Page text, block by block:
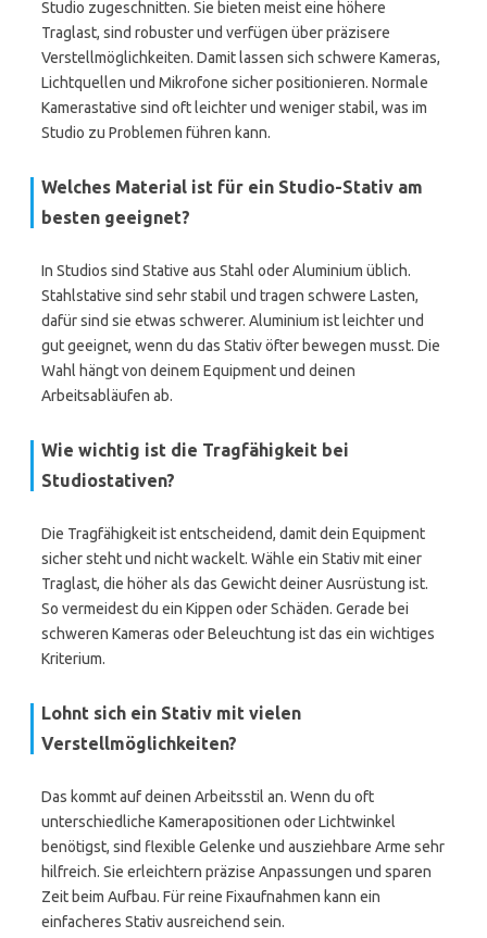
Studio zugeschnitten. Sie bieten meist eine höhere
Traglast, sind robuster und verfügen über präzisere
Verstellmöglichkeiten. Damit lassen sich schwere Kameras,
Lichtquellen und Mikrofone sicher positionieren. Normale
Kamerastative sind oft leichter und weniger stabil, was im
Studio zu Problemen führen kann.
Welches Material ist für ein Studio-Stativ am
besten geeignet?
In Studios sind Stative aus Stahl oder Aluminium üblich.
Stahlstative sind sehr stabil und tragen schwere Lasten,
dafür sind sie etwas schwerer. Aluminium ist leichter und
gut geeignet, wenn du das Stativ öfter bewegen musst. Die
Wahl hängt von deinem Equipment und deinen
Arbeitsabläufen ab.
Wie wichtig ist die Tragfähigkeit bei
Studiostativen?
Die Tragfähigkeit ist entscheidend, damit dein Equipment
sicher steht und nicht wackelt. Wähle ein Stativ mit einer
Traglast, die höher als das Gewicht deiner Ausrüstung ist.
So vermeidest du ein Kippen oder Schäden. Gerade bei
schweren Kameras oder Beleuchtung ist das ein wichtiges
Kriterium.
Lohnt sich ein Stativ mit vielen
Verstellmöglichkeiten?
Das kommt auf deinen Arbeitsstil an. Wenn du oft
unterschiedliche Kamerapositionen oder Lichtwinkel
benötigst, sind flexible Gelenke und ausziehbare Arme sehr
hilfreich. Sie erleichtern präzise Anpassungen und sparen
Zeit beim Aufbau. Für reine Fixaufnahmen kann ein
einfacheres Stativ ausreichend sein.